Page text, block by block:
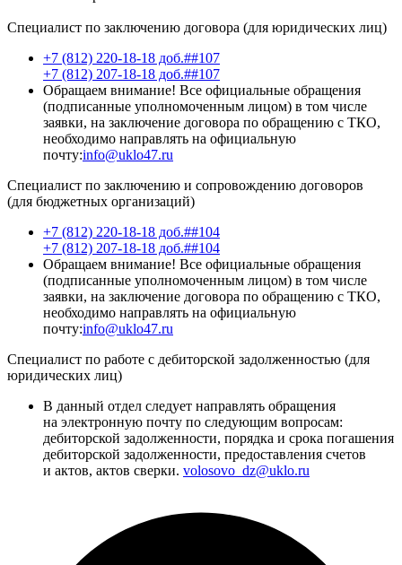
Специалист по заключению договора (для юридических лиц)
+7 (812) 220-18-18 доб.##107
+7 (812) 207-18-18 доб.##107
Обращаем внимание! Все официальные обращения
(подписанные уполномоченным лицом) в том числе
заявки, на заключение договора по обращению с ТКО,
необходимо направлять на официальную
почту:info@uklo47.ru
Специалист по заключению и сопровождению договоров
(для бюджетных организаций)
+7 (812) 220-18-18 доб.##104
+7 (812) 207-18-18 доб.##104
Обращаем внимание! Все официальные обращения
(подписанные уполномоченным лицом) в том числе
заявки, на заключение договора по обращению с ТКО,
необходимо направлять на официальную
почту:info@uklo47.ru
Специалист по работе с дебиторской задолженностью (для
юридических лиц)
В данный отдел следует направлять обращения
на электронную почту по следующим вопросам:
дебиторской задолженности, порядка и срока погашения
дебиторской задолженности, предоставления счетов
и актов, актов сверки. volosovo_dz@uklo.ru